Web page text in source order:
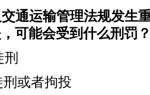
通运输管理法规发生
可能会受到什么刑罚
或者拘投